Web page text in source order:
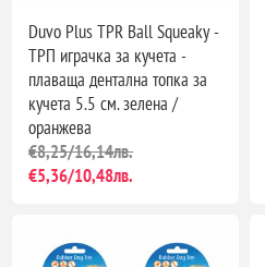
Duvo Plus TPR Ball Squeaky -
ТРП играчка за кучета -
плаваща дентална топка за
кучета 5.5 см. зелена /
оранжева
€8,25/16,14лв.
€5,36/10,48лв.